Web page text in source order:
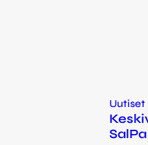
Uutiset
SalPa